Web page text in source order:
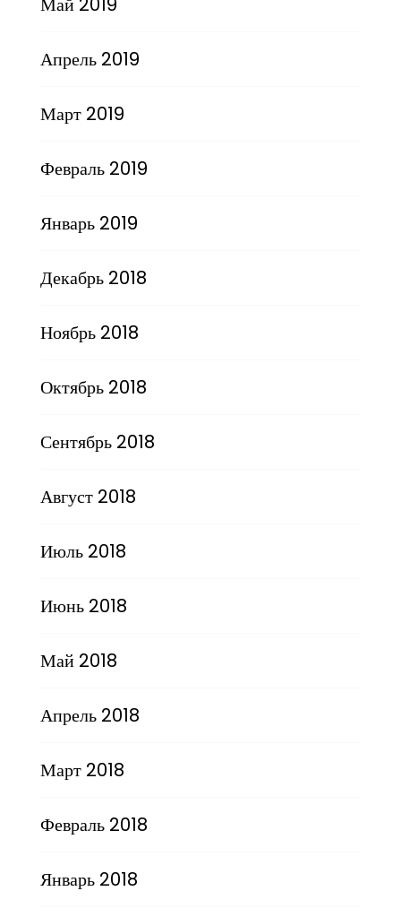
Апрель 2019
Март 2019
Февраль 2019
Январь 2019
Декабрь 2018
Ноябрь 2018
Октябрь 2018
Сентябрь 2018
Август 2018
Июль 2018
Июнь 2018
Май 2018
Апрель 2018
Март 2018
Февраль 2018
Январь 2018